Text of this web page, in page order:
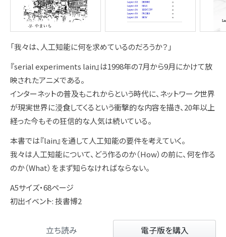
「我々は、人工知能に何を求めているのだろうか？」
『serial experiments lain』は1998年の7月から9月にかけて放
映されたアニメである。
インターネットの普及もこれからという時代に、ネットワーク世界
が現実世界に浸食してくるという衝撃的な内容を描き、20年以上
経った今もその狂信的な人気は続いている。
本書では『lain』を通して人工知能の要件を考えていく。
我々は人工知能について、どう作るのか（How）の前に、何を作る
のか（What）をまず知らなければならない。
A5サイズ・68ページ
初出イベント: 技書博2
立ち読み 電子版を購入